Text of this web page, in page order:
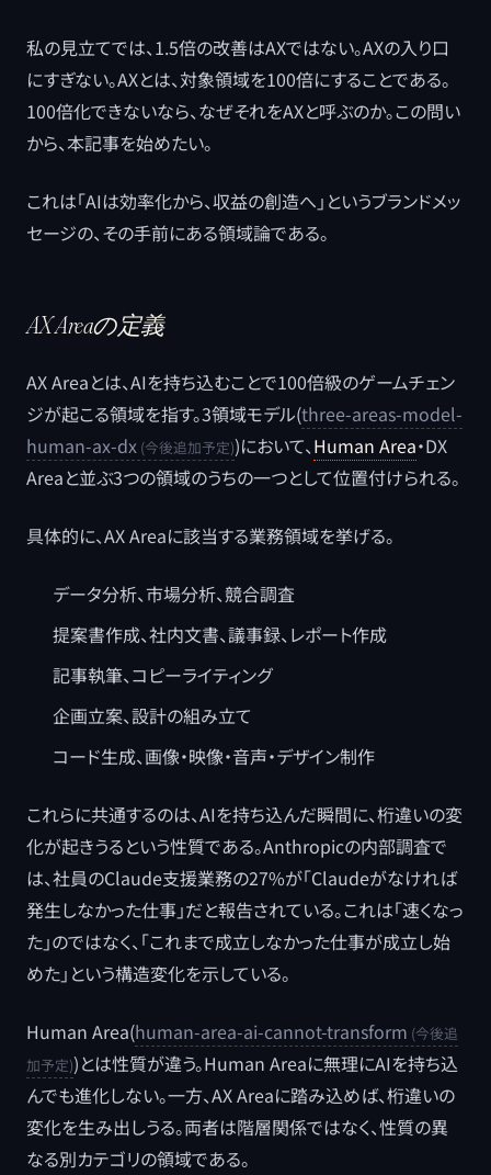
私の見立てでは、1.5倍の改善はAXではない。AXの入り口
にすぎない。AXとは、対象領域を100倍にすることである。
100倍化できないなら、なぜそれをAXと呼ぶのか。この問い
から、本記事を始めたい。
これは「AIは効率化から、収益の創造へ」というブランドメッ
セージの、その手前にある領域論である。
AX Areaの定義
AX Areaとは、AIを持ち込むことで100倍級のゲームチェン
ジが起こる領域を指す。3領域モデル(three-areas-model-
human-ax-dx
)において、Human Area・DX
Areaと並ぶ3つの領域のうちの一つとして位置付けられる。
具体的に、AX Areaに該当する業務領域を挙げる。
データ分析、市場分析、競合調査
提案書作成、社内文書、議事録、レポート作成
記事執筆、コピーライティング
企画立案、設計の組み立て
コード生成、画像・映像・音声・デザイン制作
これらに共通するのは、AIを持ち込んだ瞬間に、桁違いの変
化が起きうるという性質である。Anthropicの内部調査で
は、社員のClaude支援業務の27%が「Claudeがなければ
発生しなかった仕事」だと報告されている。これは「速くなっ
た」のではなく、「これまで成立しなかった仕事が成立し始
めた」という構造変化を示している。
Human Area(human-area-ai-cannot-transform
)とは性質が違う。Human Areaに無理にAIを持ち込
んでも進化しない。一方、AX Areaに踏み込めば、桁違いの
変化を生み出しうる。両者は階層関係ではなく、性質の異
なる別カテゴリの領域である。